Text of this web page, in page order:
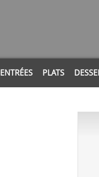
ENTRÉES PLATS